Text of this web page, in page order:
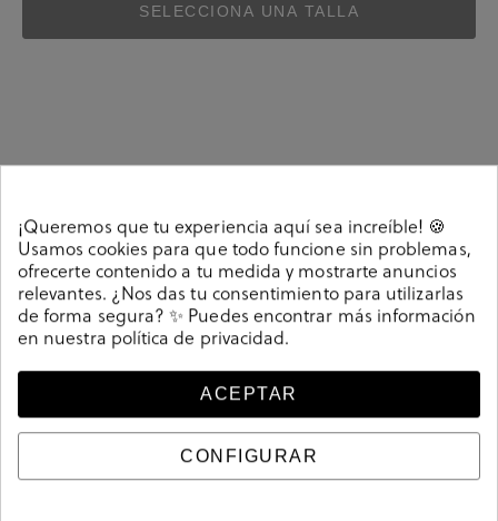
SELECCIONA UNA TALLA
Alpargatas bloom&you KARMEN en topo. Cuña 7cm,
plataforma 1,5cm. Sin cierre, slip on. La plantilla no es
extraible. Hecho en España.
Referencia208069
Guía de tallas
Ciudados y limpieza
¡Queremos que tu experiencia aquí sea increíble! 🍪
Usamos cookies para que todo funcione sin problemas,
ofrecerte contenido a tu medida y mostrarte anuncios
relevantes. ¿Nos das tu consentimiento para utilizarlas
de forma segura? ✨ Puedes encontrar más información
en nuestra política de privacidad.
ACEPTAR
CONFIGURAR